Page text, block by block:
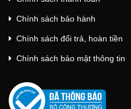
Chính sách bảo hành
Chính sách đổi trả, hoàn tiền
Chính sách bảo mật thông tin